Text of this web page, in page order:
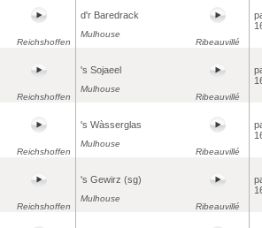
Reichshoffen
d'r Baredrack
Mulhouse
Ribeauvillé
Reichshoffen
's Sojaeel
Mulhouse
Ribeauvillé
Reichshoffen
's Wàsserglas
Mulhouse
Ribeauvillé
Reichshoffen
's Gewirz (sg)
Mulhouse
Ribeauvillé